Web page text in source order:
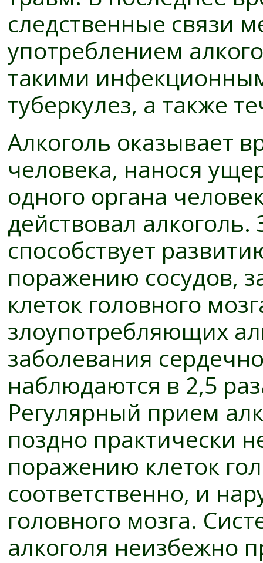
следственные связи
употреблением
такими
туберкулез, а также
Алкоголь оказывает
человека, нанося
одного органа
действовал
способствует
поражению сосудов,
клеток головного
злоупотребляющих
заболевания
наблюдаются в 2,5
Регулярный прием
поздно практически
поражению клеток
соответственно, и
головного мозга.
алкоголя неизбежно